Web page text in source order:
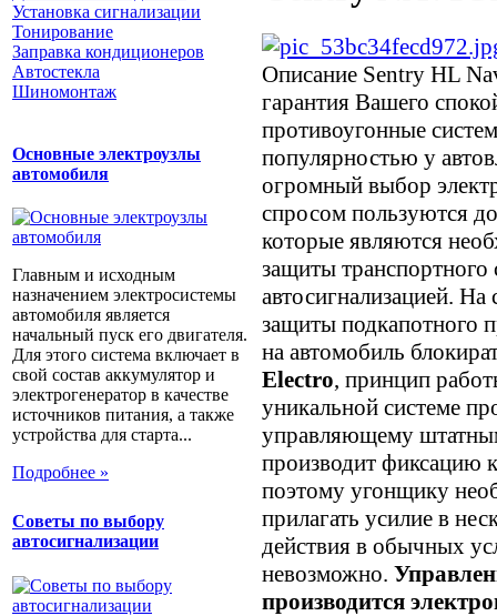
Установка сигнализации
Тонирование
Заправка кондиционеров
Автостекла
Шиномонтаж
Основные электроузлы
автомобиля
Главным и исходным
назначением электросистемы
автомобиля является
начальный пуск его двигателя.
Для этого система включает в
свой состав аккумулятор и
электрогенератор в качестве
источников питания, а также
устройства для старта...
Подробнее »
Советы по выбору
автосигнализации
Описание Sentry HL
гарантия Вашего
противоугонные
популярностью у
огромный выбор
спросом пользуются
которые являются
защиты транспортного
автосигнализацией.
защиты подкапотного
на автомобиль
Electro, принцип
уникальной системе
управляющему
производит фиксацию
поэтому угонщику
прилагать усилие в
действия в обычных
невозможно.
производится